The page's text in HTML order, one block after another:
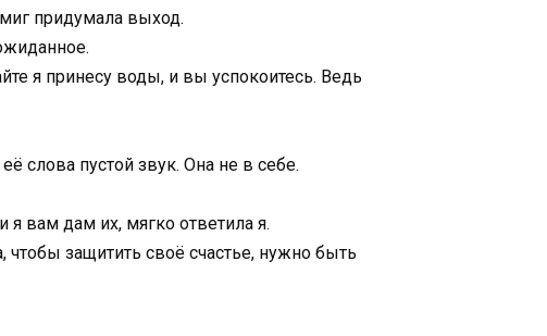
миг придумала выход.
я принесу воды, и вы успокоитесь. Ведь
слова пустой звук. Она не в себе.
я вам дам их, мягко ответила я.
защитить своё счастье, нужно быть